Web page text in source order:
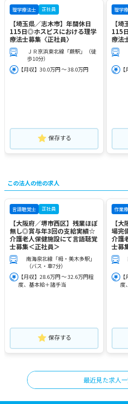
理学療法士 正社員
【埼玉県／志木市】年間休日
115日◎ホスピスにおける理学
療法士募集〈正社員〉
ＪＲ京浜東北線「蕨駅」（徒
歩10分）
【月収】30.0万円 ～ 38.0万円
保存する
理学
【
115
療法
【
この法人の他の求人
言語聴覚士 正社員
【大阪府／堺市西区】残業ほぼ
無し◎賞与年3回の支給実績☆
介護老人保健施設にて言語聴覚
士募集＜正社員＞
南海泉北線「栂・美木多駅」
（バス・車7分）
【月収】28.6万円 ～ 32.6万円程
度、基本給＋諸手当
保存する
作業
【
場完
介護
士募
【
度
最近見た求人